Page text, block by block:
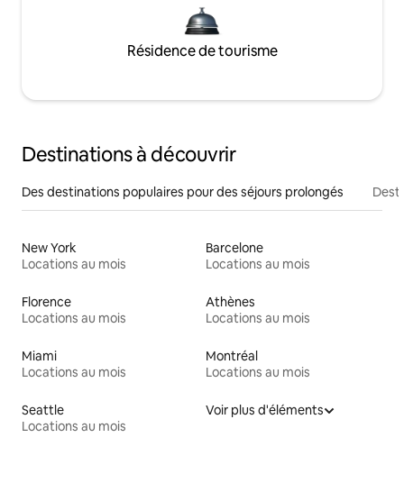
Résidence de tourisme
Destinations à découvrir
Des destinations populaires pour des séjours prolongés
New York
Locations au mois
Barcelone
Locations au mois
Florence
Locations au mois
Athènes
Locations au mois
Miami
Locations au mois
Montréal
Locations au mois
Seattle
Locations au mois
Voir plus d'éléments